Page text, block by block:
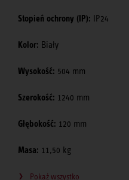
Stopień ochrony (IP): IP24
Kolor: Biały
Wysokość: 504 mm
Szerokość: 1240 mm
Głębokość: 120 mm
Masa: 11,50 kg
Pokaż wszystko